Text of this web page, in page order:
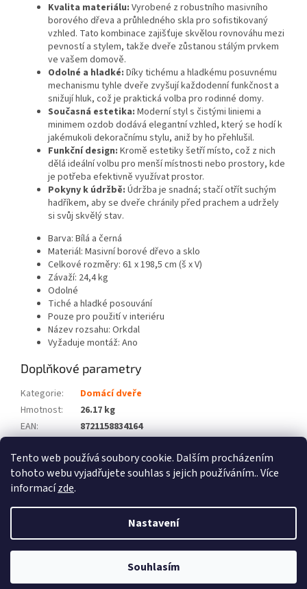
Tento web používá soubory cookie. Dalším procházením
tohoto webu vyjadřujete souhlas s jejich používáním.. Více
informacízde.
Nastavení
Souhlasím
Kvalita materiálu: Vyrobené z robustního masivního
borového dřeva a průhledného skla pro sofistikovaný
vzhled. Tato kombinace zajišťuje skvělou rovnováhu mezi
pevností a stylem, takže dveře zůstanou stálým prvkem
ve vašem domově.
Odolné a hladké: Díky tichému a hladkému posuvnému
mechanismu tyhle dveře zvyšují každodenní funkčnost a
snižují hluk, což je praktická volba pro rodinné domy.
Současná estetika: Moderní styl s čistými liniemi a
minimem ozdob dodává elegantní vzhled, který se hodí k
jakémukoli dekoračnímu stylu, aniž by ho přehlušil.
Funkční design: Kromě estetiky šetří místo, což z nich
dělá ideální volbu pro menší místnosti nebo prostory, kde
je potřeba efektivně využívat prostor.
Pokyny k údržbě: Údržba je snadná; stačí otřít suchým
hadříkem, aby se dveře chránily před prachem a udržely
si svůj skvělý stav.
Barva: Bílá a černá
Materiál: Masivní borové dřevo a sklo
Celkové rozměry: 61 x 198,5 cm (š x V)
Závaží: 24,4 kg
Odolné
Tiché a hladké posouvání
Pouze pro použití v interiéru
Název rozsahu: Orkdal
Vyžaduje montáž: Ano
Doplňkové parametry
Kategorie:
Domácí dveře
Hmotnost:
26.17 kg
EAN:
8721158834164
Počet balíků: 2
Vytvořil Shoptet
Zboží XL. Všechna práva vyhrazena.